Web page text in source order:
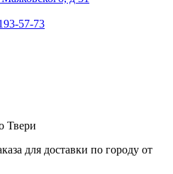
57-73
Твери
для доставки по городу от